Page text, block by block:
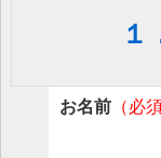
１
お名前 （必